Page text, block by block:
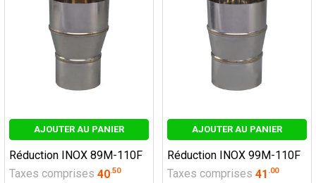
AJOUTER AU PANIER
Réduction INOX 89M-110F
Taxes comprises 40.50
AJOUTER AU PANIER
Réduction INOX 99M-110F
Taxes comprises 41 .00